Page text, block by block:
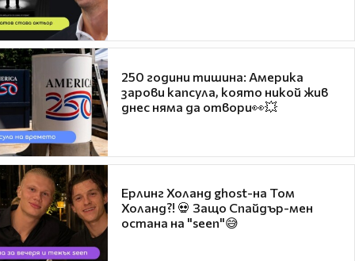
250 години тишина: Америка
зарови капсула, която никой жив
днес няма да отвори👀💥
Ерлинг Холанд ghost-на Том
Холанд?! 💀 Защо Спайдър-мен
остана на "seen"😅